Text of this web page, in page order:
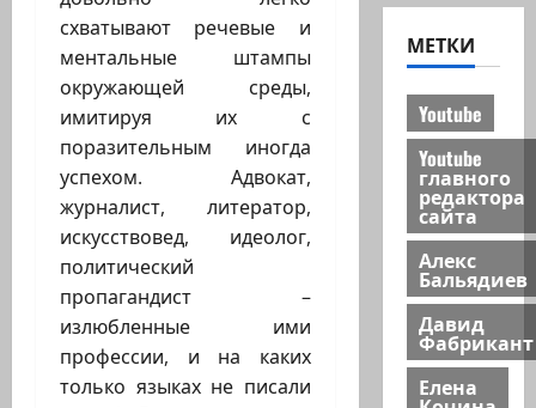
схватывают речевые и
ментальные штампы
окружающей среды,
имитируя их с
поразительным иногда
успехом. Адвокат,
журналист, литератор,
искусствовед, идеолог,
политический
пропагандист –
излюбленные ими
профессии, и на каких
только языках не писали
МЕТКИ
Youtube
Youtube
главного
редактора
сайта
Алекс
Бальядиев
Давид
Фабрикант
Елена